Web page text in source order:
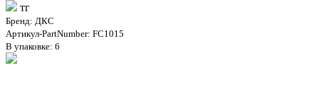
тг
Бренд: ДКС
Артикул-PartNumber: FC1015
В упаковке: 6